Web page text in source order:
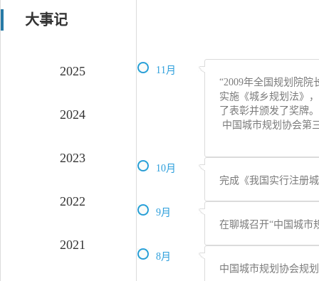
大事记
2025
2024
2023
2022
2021
11月
“2009年全国规划院
实施《城乡规划法》
了表彰并颁发了奖牌。
中国城市规划协会第
10月
完成《我国实行注册
9月
在聊城召开“中国城市
8月
中国城市规划协会规